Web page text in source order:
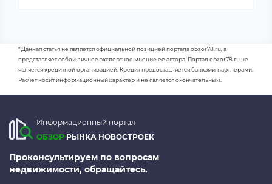
* Данная статья не является официальной позицией портала obzor78.ru, а
представляет собой личное экспертное мнение ее автора. Портал obzor78.ru не
является кредитной организацией. Кредит предоставляется банками-партнерами.
Расчет носит информационный характер и не является окончательным.
Информационный портал
ОБЗОР РЫНКА НОВОСТРОЕК
Проконсультируем по вопросам
недвижимости, обращайтесь.